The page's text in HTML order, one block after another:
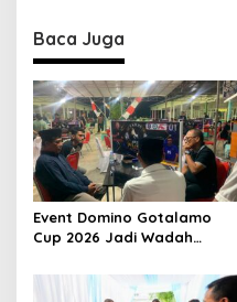
n
a
v
i
g
a
t
i
o
Baca Juga
Event Domino Gotalamo
Cup 2026 Jadi Wadah
Kebersamaan Masyarakat